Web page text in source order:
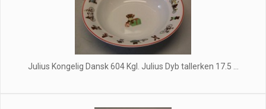
Julius Kongelig Dansk 604 Kgl. Julius Dyb tallerken 17.5 ...